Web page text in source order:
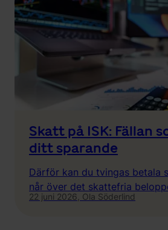
Skatt på ISK: Fällan
ditt sparande
Därför kan du tvingas betala
når över det skattefria
22 juni 2026, Ola Söderlind